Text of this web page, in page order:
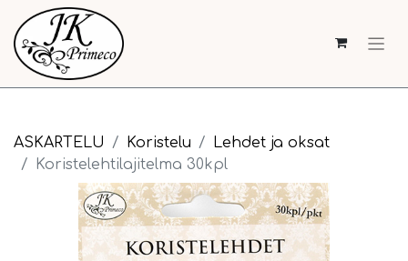
ASKARTELU Koristelu
Lehdet ja oksat
Koristelehtilajitelma 30kpl